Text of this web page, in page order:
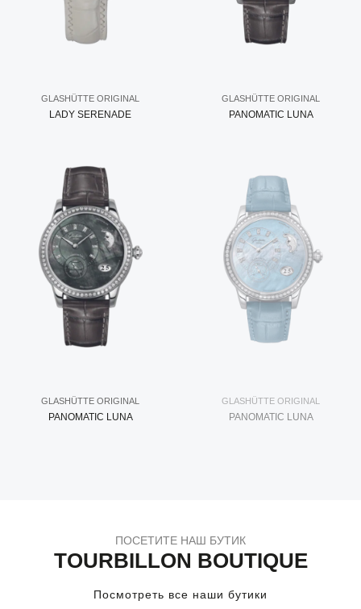
GLASHÜTTE ORIGINAL
LADY SERENADE
GLASHÜTTE ORIGINAL
PANOMATIC LUNA
GLASHÜTTE ORIGINAL
PANOMATIC LUNA
GLASHÜTTE ORIGINAL
PANOMATIC LUNA
ПОСЕТИТЕ НАШ БУТИК
TOURBILLON BOUTIQUE
Посмотреть все наши бутики